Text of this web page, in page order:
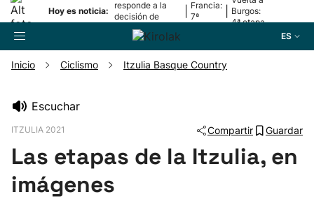
Hoy es noticia:
responde a la
decisión de
Oriamendi
Francia:
7ª
Burgos:
4ª etapa
ES
Pelota
Inicio Ciclismo Itzulia Basque Country
Escuchar
ITZULIA 2021 Compartir Guardar
Las etapas de la Itzulia, en
imágenes